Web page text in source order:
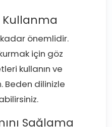
Kullanma
önemlidir.
için göz
kullanın ve
Beden dilinizle
Sağlama